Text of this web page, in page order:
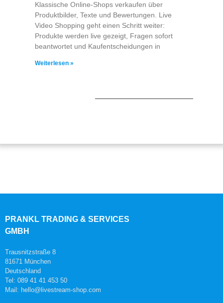
Klassische Online-Shops verkaufen über
Produktbilder, Texte und Bewertungen. Live
Video Shopping geht einen Schritt weiter:
Produkte werden live gezeigt, Fragen sofort
beantwortet und Kaufentscheidungen in
Weiterlesen »
PRANKL TRADING & SERVICES
GMBH
Trausnitzstraße 8
81671 München
Deutschland
Tel: 089 41 41 453 50
Mail: hello@livestream-shop.com